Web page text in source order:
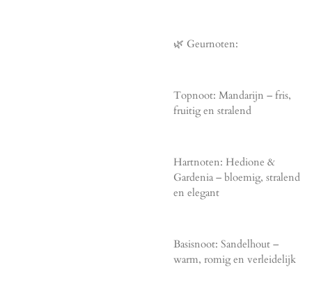
🌿 Geurnoten:
Topnoot: Mandarijn – fris,
fruitig en stralend
Hartnoten: Hedione &
Gardenia – bloemig, stralend
en elegant
Basisnoot: Sandelhout –
warm, romig en verleidelijk